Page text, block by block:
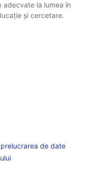
la lumea în
și cercetare.
de date